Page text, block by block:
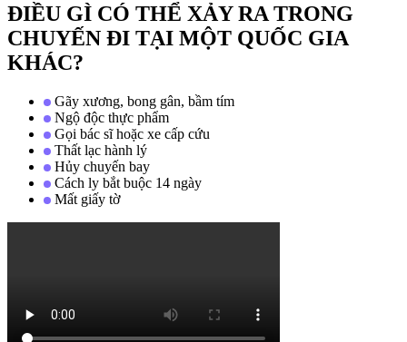
ĐIỀU GÌ CÓ THỂ XẢY RA TRONG
CHUYẾN ĐI TẠI MỘT QUỐC GIA
KHÁC?
Gãy xương, bong gân, bầm tím
Ngộ độc thực phẩm
Gọi bác sĩ hoặc xe cấp cứu
Thất lạc hành lý
Hủy chuyến bay
Cách ly bắt buộc 14 ngày
Mất giấy tờ